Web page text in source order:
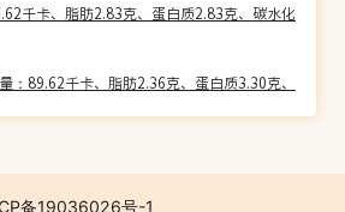
千卡、脂肪2.83克、蛋白质2.83克、碳水化
：89.62千卡、脂肪2.36克、蛋白质3.30克、
克
备19036026号-1